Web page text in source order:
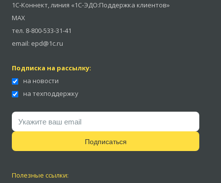
1С-Коннект,линия «1С-ЭДО:Поддержка клиентов»
MAX
тел. 8-800-533-31-41
email: epd@1c.ru
Подписка на рассылку:
на новости
на техподдержку
Подписаться
Полезные ссылки: